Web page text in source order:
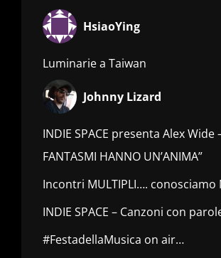
HsiaoYing
Luminarie a Taiwan
Johnny Lizard
INDIE SPACE presenta Alex Wide
FANTASMI HANNO UN’ANIMA”
Incontri MULTIPLI…. conosciamo
INDIE SPACE – Canzoni con
#FestadellaMusica on air…